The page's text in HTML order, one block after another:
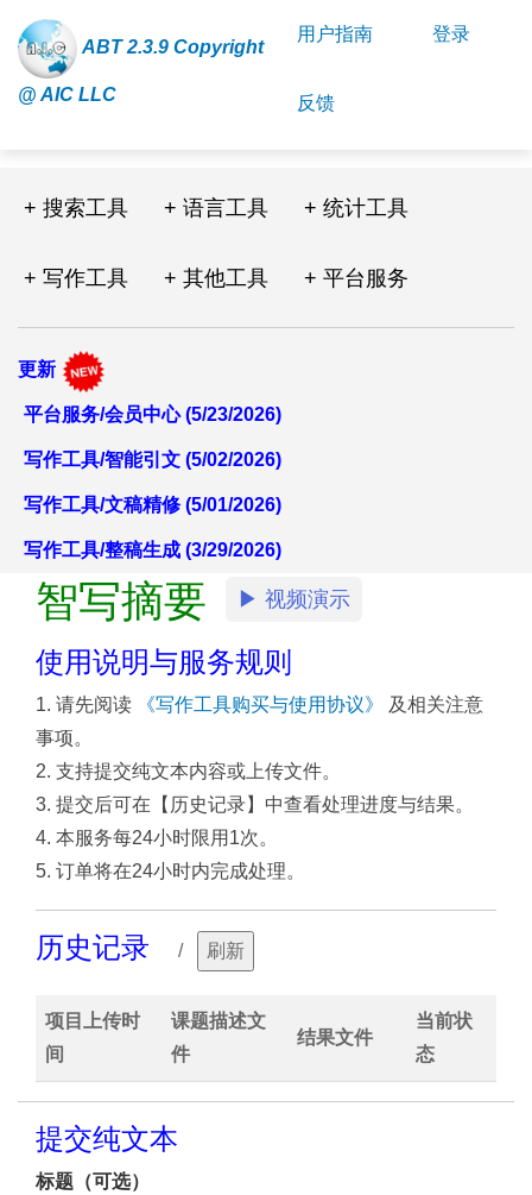
ABT 2.3.9 Copyright
@ AIC LLC
用户指南 登录
反馈
+ 搜索工具 + 语言工具 + 统计工具
+ 写作工具 + 其他工具 + 平台服务
更新
平台服务/会员中心 (5/23/2026)
写作工具/智能引文 (5/02/2026)
写作工具/文稿精修 (5/01/2026)
写作工具/整稿生成 (3/29/2026)
智写摘要 ▶ 视频演示
使用说明与服务规则
1. 请先阅读 《写作工具购买与使用协议》
及相关注意
事项。
2. 支持提交纯文本内容或上传文件。
3. 提交后可在【历史记录】中查看处理进度与结果。
4. 本服务每24小时限用1次。
5. 订单将在24小时内完成处理。
历史记录 / 刷新
项目上传时
间
课题描述文
件
结果文件
当前状
态
提交纯文本
标题（可选）